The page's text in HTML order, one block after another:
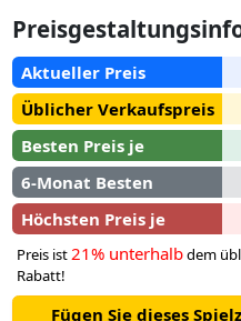
Aktueller Preis
Üblicher Verkaufspreis
Besten Preis je
6-Monat Besten
Höchsten Preis je
Preis ist 21% unterhalbdem
Rabatt!
Fügen Sie dieses